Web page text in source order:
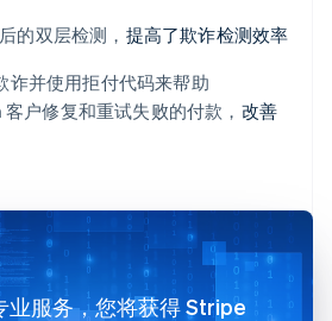
的双层检测， 提高了欺诈检测效率
诈并使用拒付代码来帮助
户修复和重试失败的付款， 改善
业服务，您将获得 Stripe